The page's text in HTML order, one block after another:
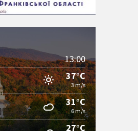
13:00
37°C
3 m/s
31°C
6 m/s
27°C